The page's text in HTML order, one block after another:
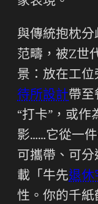
與傳統抱枕分
范疇，被Z世
景：放在工位
待所設計帶至
“打卡”，或作
影……它從一
可攜帶、可分
載「牛先退休
性。你的千紙